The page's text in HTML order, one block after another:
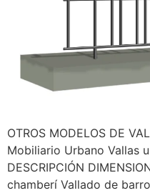
OTROS MODELOS DE
Mobiliario Urbano Vallas
DESCRIPCIÓN
chamberí Vallado de